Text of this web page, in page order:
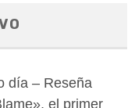
día – Reseña
el primer